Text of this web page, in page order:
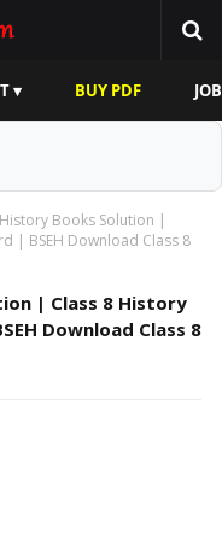
▾ BUY PDF
History Books Solution |
| BSEH Download Class 8
| Class 8 History
Download Class 8